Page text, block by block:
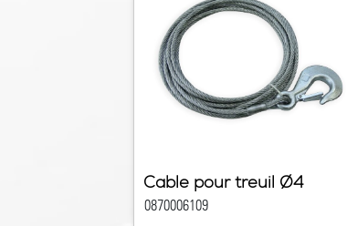
Cable pour treuil Ø4
0870006109